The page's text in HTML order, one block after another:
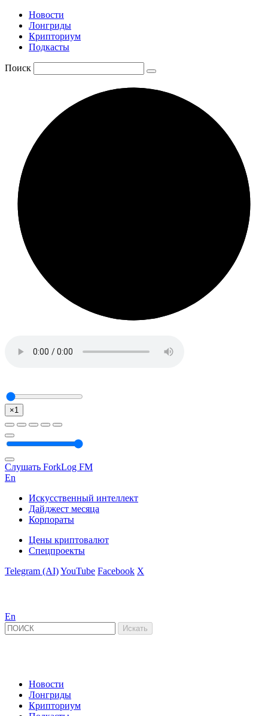
Новости
Лонгриды
Крипториум
Подкасты
Поиск
×1
Слушать ForkLog FM
En
Искусственный интеллект
Дайджест месяца
Корпораты
Цены криптовалют
Спецпроекты
Telegram (AI)YouTube Facebook X
En
Новости
Лонгриды
Крипториум